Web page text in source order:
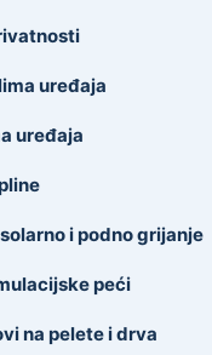
uređaja
uređaja
i podno grijanje
peći
na pelete i drva